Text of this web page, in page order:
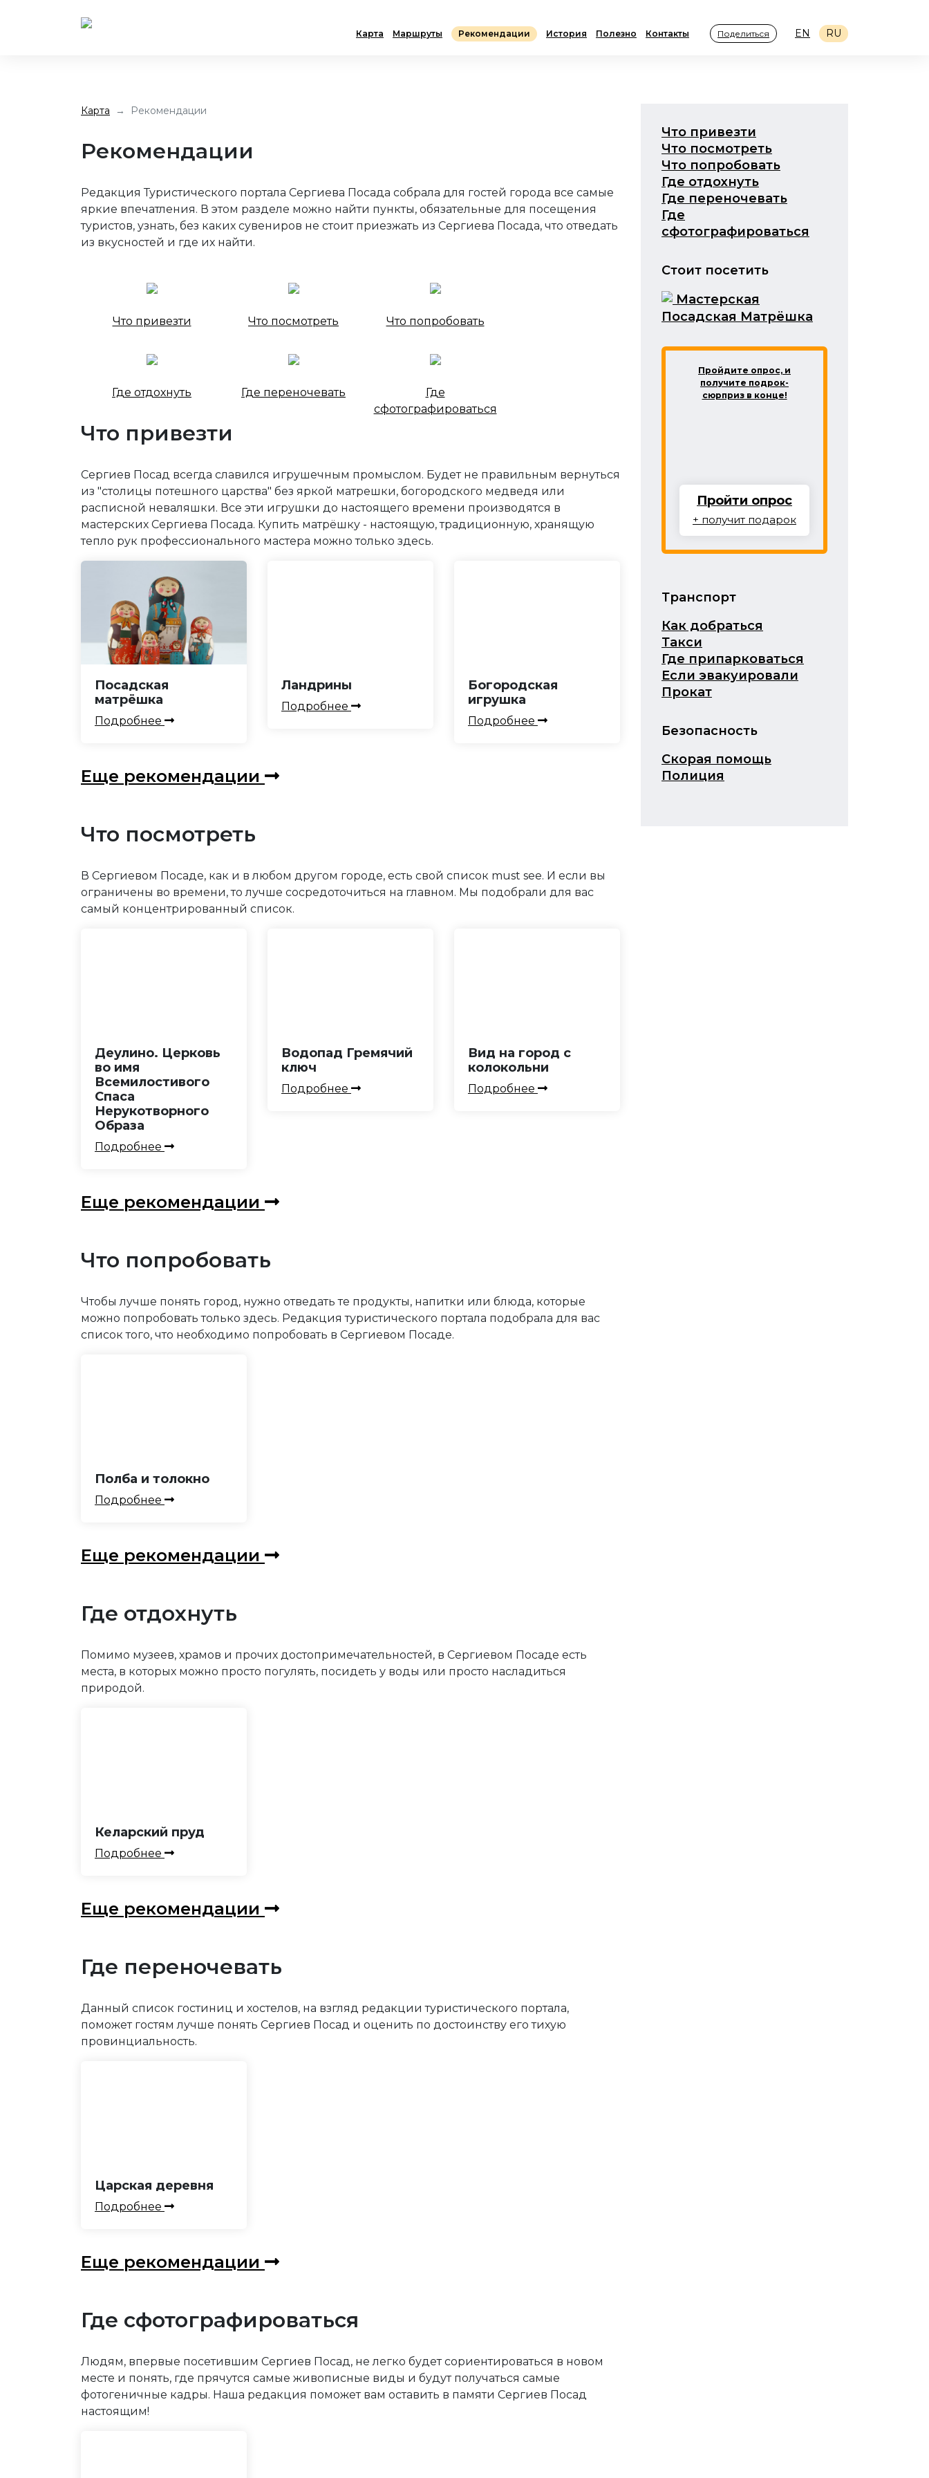
Карта Маршруты Рекомендации История Полезно Контакты Поделиться EN RU
Карта Рекомендации
Рекомендации
Редакция Туристического портала Сергиева Посада собрала для гостей города все самые
яркие впечатления. В этом разделе можно найти пункты, обязательные для посещения
туристов, узнать, без каких сувениров не стоит приезжать из Сергиева Посада, что отведать
из вкусностей и где их найти.
Что привезти Что посмотреть Что попробовать
Где отдохнуть Где переночевать
Где
сфотографироваться
Что привезти
Сергиев Посад всегда славился игрушечным промыслом. Будет не правильным вернуться
из "столицы потешного царства" без яркой матрешки, богородского медведя или
расписной неваляшки. Все эти игрушки до настоящего времени производятся в
мастерских Сергиева Посада. Купить матрёшку - настоящую, традиционную, хранящую
тепло рук профессионального мастера можно только здесь.
Посадская
матрёшка
Подробнее
Ландрины
Подробнее
Богородская
игрушка
Подробнее
Еще рекомендации
Что посмотреть
В Сергиевом Посаде, как и в любом другом городе, есть свой список must see. И если вы
ограничены во времени, то лучше сосредоточиться на главном. Мы подобрали для вас
самый концентрированный список.
Деулино. Церковь
во имя
Всемилостивого
Спаса
Нерукотворного
Образа
Подробнее
Водопад Гремячий
ключ
Подробнее
Вид на город с
колокольни
Подробнее
Еще рекомендации
Что попробовать
Чтобы лучше понять город, нужно отведать те продукты, напитки или блюда, которые
можно попробовать только здесь. Редакция туристического портала подобрала для вас
список того, что необходимо попробовать в Сергиевом Посаде.
Полба и толокно
Подробнее
Еще рекомендации
Где отдохнуть
Помимо музеев, храмов и прочих достопримечательностей, в Сергиевом Посаде есть
места, в которых можно просто погулять, посидеть у воды или просто насладиться
природой.
Келарский пруд
Подробнее
Еще рекомендации
Где переночевать
Данный список гостиниц и хостелов, на взгляд редакции туристического портала,
поможет гостям лучше понять Сергиев Посад и оценить по достоинству его тихую
провинциальность.
Царская деревня
Подробнее
Еще рекомендации
Где сфотографироваться
Людям, впервые посетившим Сергиев Посад, не легко будет сориентироваться в новом
месте и понять, где прячутся самые живописные виды и будут получаться самые
фотогеничные кадры. Наша редакция поможет вам оставить в памяти Сергиев Посад
настоящим!
Что привезти
Что посмотреть
Что попробовать
Где отдохнуть
Где переночевать
Где
сфотографироваться
Стоит посетить
Мастерская
‎Посадская Матрёшка
Пройдите опрос, и
получите подрок-
сюрприз в конце!
Пройти опрос
+ получит подарок
Транспорт
Как добраться
Такси
Где припарковаться
Если эвакуировали
Прокат
Безопасность
Скорая помощь
Полиция